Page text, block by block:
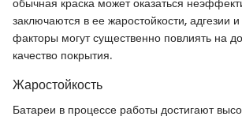
обычная краска может оказаться
заключаются в ее жаростойкости, адгезии
факторы могут существенно повлиять на
качество покрытия.
Жаростойкость
Батареи в процессе работы достигают